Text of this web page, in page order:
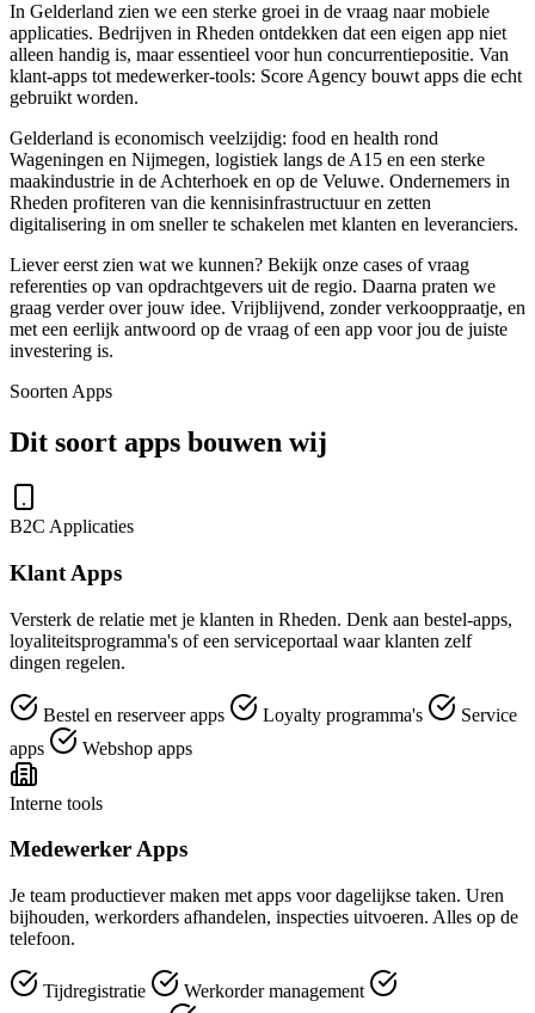
In Gelderland zien we een sterke groei in de vraag naar mobiele
applicaties. Bedrijven in Rheden ontdekken dat een eigen app niet
alleen handig is, maar essentieel voor hun concurrentiepositie. Van
klant-apps tot medewerker-tools: Score Agency bouwt apps die echt
gebruikt worden.
Gelderland is economisch veelzijdig: food en health rond
Wageningen en Nijmegen, logistiek langs de A15 en een sterke
maakindustrie in de Achterhoek en op de Veluwe. Ondernemers in
Rheden profiteren van die kennisinfrastructuur en zetten
digitalisering in om sneller te schakelen met klanten en leveranciers.
Liever eerst zien wat we kunnen? Bekijk onze cases of vraag
referenties op van opdrachtgevers uit de regio. Daarna praten we
graag verder over jouw idee. Vrijblijvend, zonder verkooppraatje, en
met een eerlijk antwoord op de vraag of een app voor jou de juiste
investering is.
Soorten Apps
Dit soort apps bouwen wij
B2C Applicaties
Klant Apps
Versterk de relatie met je klanten in Rheden. Denk aan bestel-apps,
loyaliteitsprogramma's of een serviceportaal waar klanten zelf
dingen regelen.
Bestel en reserveer apps Loyalty programma's
Service
apps
Webshop apps
Interne tools
Medewerker Apps
Je team productiever maken met apps voor dagelijkse taken. Uren
bijhouden, werkorders afhandelen, inspecties uitvoeren. Alles op de
telefoon.
Tijdregistratie
Werkorder management